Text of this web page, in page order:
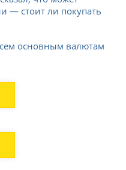
— стоит ли покупать
основным валютам